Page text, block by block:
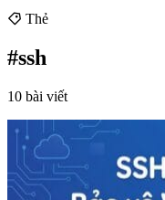
Thẻ
#ssh
10 bài viết